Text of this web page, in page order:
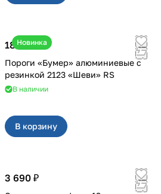
Новинка
18 000 ₽
Пороги «Бумер» алюминиевые с
резинкой 2123 «Шеви» RS
В наличии
В корзину
3 690 ₽